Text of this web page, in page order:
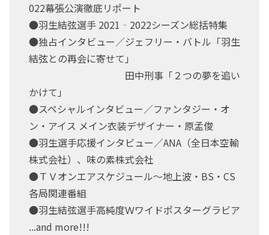
022幕張公演徹底リポート
●羽生結弦選手 2021‐2022シーズン総括特集
●独占インタビュー／ジェフリー・バトル「羽生
結弦との再会に寄せて」
田中刑事「２つの夢を追い
かけて」
●スペシャルインタビュー／ファンタジー・オ
ン・アイス メイン衣装デザイナー・原孟俊
●羽生選手応援インタビュー／ANA（全日本空輸
株式会社）、味の素株式会社
●ＴＶオンエアスケジュール～地上波・BS・CS
各局関連番組
●羽生結弦選手高純度Ｗワイドポスターグラビア
...and more!!!